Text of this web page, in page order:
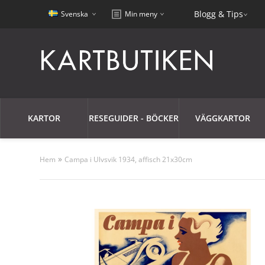
Svenska Min meny Blogg & Tips
KARTOR RESEGUIDER - BÖCKER VÄGGKARTOR
Hem » Campa i Ulvsvik 1934, affisch 21x30cm